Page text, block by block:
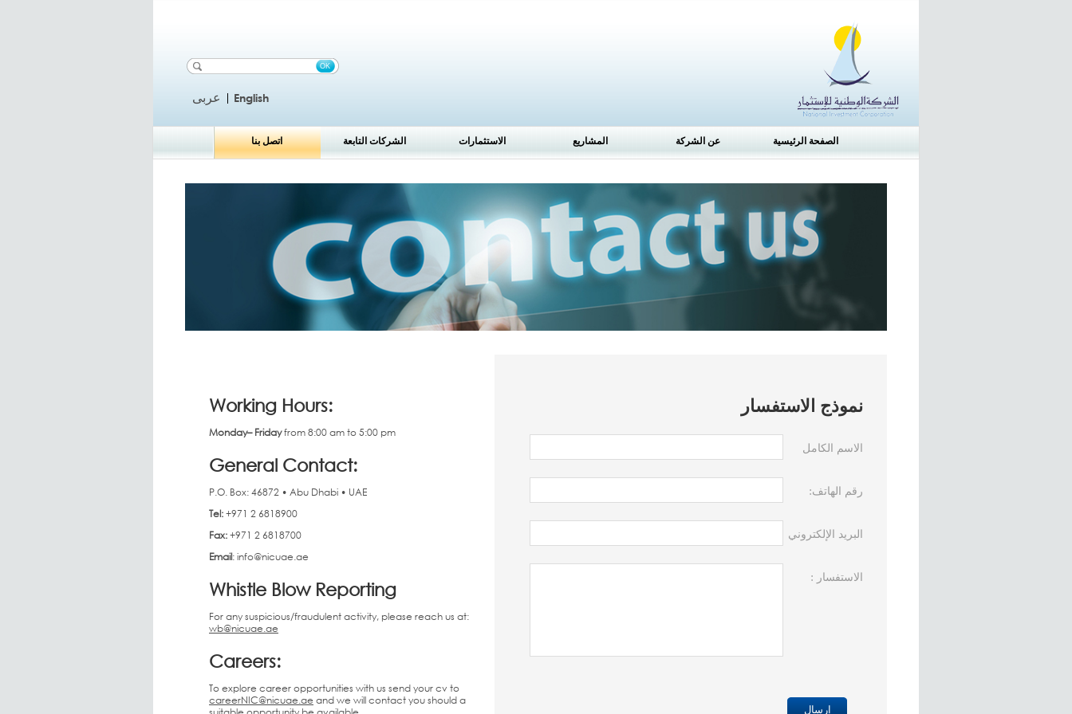
English عربى
الصفحة الرئيسية عن الشركة المشاريع الاستثمارات الشركات التابعة اتصل بنا
نموذج الاستفسار
الاسم الكامل
رقم الهاتف:
البريد الإلكتروني
الاستفسار :
Working Hours:
Monday– Fridayfrom 8:00 am to 5:00 pm
General Contact:
P.O. Box: 46872 • Abu Dhabi • UAE
Tel: +971 2 6818900
Fax: +971 2 6818700
Email: info@nicuae.ae
Whistle Blow Reporting
For any suspicious/fraudulent activity, please reach us at:
wb@nicuae.ae
Careers:
To explore career opportunities with us send your cv to
careerNIC@nicuae.ae and we will contact you should a